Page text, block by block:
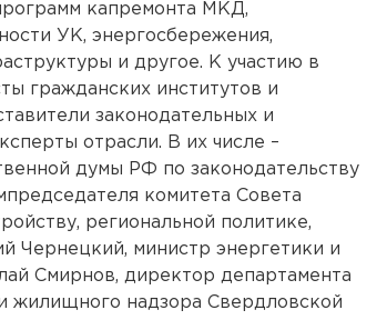
капремонта МКД,
УК, энергосбережения,
и другое. К участию в
гражданских институтов и
законодательных и
отрасли. В их числе –
думы РФ по законодательству
комитета Совета
региональной политике,
Чернецкий, министр энергетики и
Смирнов, директор департамента
жилищного надзора Свердловской